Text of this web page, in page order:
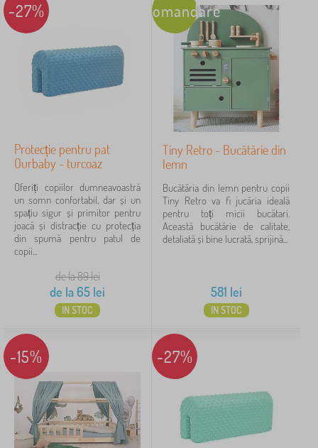
-27%
Protecție pentru pat
Ourbaby - turcoaz
Oferiți copiilor dumneavoastră
un somn confortabil, dar și un
spațiu sigur și primitor pentru
joacă și distracție cu protecția
din spumă pentru patul de
copii...
de la 89lei
de la 65 lei
IN STOC
Recomandare
Tiny Retro - Bucătărie din
lemn
Bucătăria din lemn pentru copii
Tiny Retro va fi jucăria ideală
pentru toți micii bucătari.
Această bucătărie de calitate,
detaliată și bine lucrată, sprijină...
581 lei
IN STOC
-15% -27%